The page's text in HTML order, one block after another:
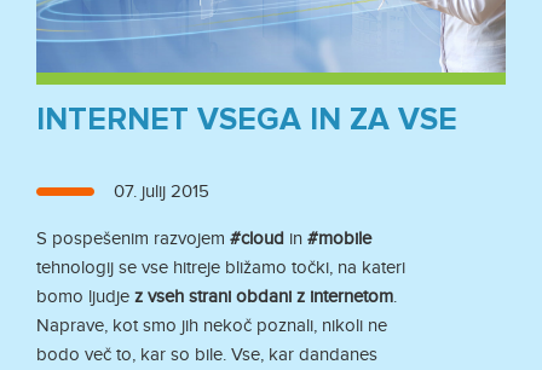
INTERNET VSEGA IN ZA VSE
Objavljeno
07. julij 2015
S pospešenim razvojem #cloud in #mobile
tehnologij se vse hitreje bližamo točki, na kateri
bomo ljudje z vseh strani obdani z internetom.
Naprave, kot smo jih nekoč poznali, nikoli ne
bodo več to, kar so bile. Vse, kar dandanes